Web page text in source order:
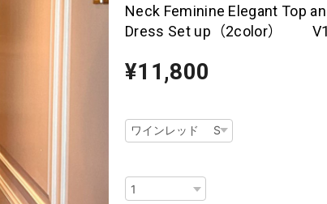
Neck Feminine Elegant Top
Dress Set up（2color）
¥11,800